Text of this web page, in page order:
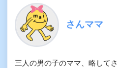
さんママ
三人の男の子のママ、略して